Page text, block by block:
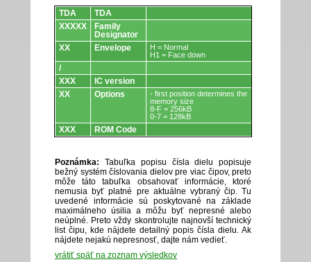
Obvody.
TDA
TDA
XXXXX
Family
Designator
XX
Envelope
H = Normal
H1 = Face down
/
XXX
IC version
XX
Options
- first position determines the
memory size
8-F = 256kB
0-7 = 128kB
XXX ROM Code
Poznámka: Tabuľka popisu čísla dielu popisuje
bežný systém číslovania dielov pre viac čipov, preto
môže táto tabuľka obsahovať informácie, ktoré
nemusia byť platné pre aktuálne vybraný čip. Tu
uvedené informácie sú poskytované na základe
maximálneho úsilia a môžu byť nepresné alebo
neúplné. Preto vždy skontrolujte najnovší technický
list čipu, kde nájdete detailný popis čísla dielu. Ak
nájdete nejakú nepresnosť, dajte nám vedieť.
vrátiť späť na zoznam výsledkov